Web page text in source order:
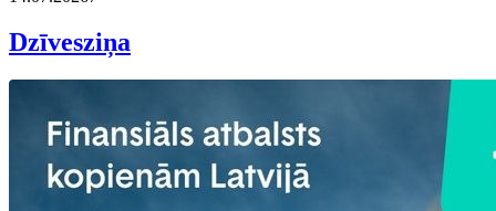
Dzīvesziņa